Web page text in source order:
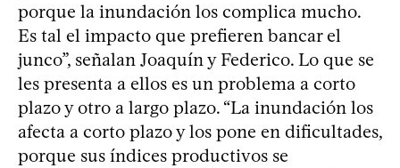
porque la inundación los complica mucho.
Es tal el impacto que prefieren bancar el
junco”, señalan Joaquín y Federico. Lo que se
les presenta a ellos es un problema a corto
plazo y otro a largo plazo. “La inundación los
afecta a corto plazo y los pone en dificultades,
porque sus índices productivos se